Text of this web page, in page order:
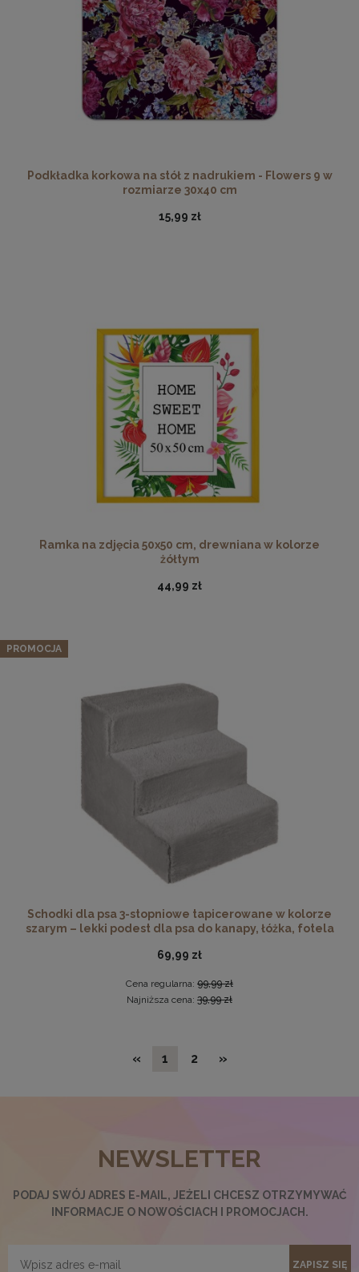
Ramka na zdjęcia 30 x 30 cm pomarańczowa, z naturalnego
drewna
32,99 zł
DO KOSZYKA
Nowoczesna otwierana pufa 45x160 w kolorze grafitowym
519,99 zł
DO KOSZYKA
Podkładka korkowa z nadrukiem, reprodukcja w
17,99 zł
Podkładka korkowa na stół z nadrukiem - Flowers 9 w
rozmiarze 30x40 cm
15,99 zł
Ramka na zdjęcia 50x50 cm, drewniana w kolorze
żółtym
44,99 zł
Schodki dla psa 3-stopniowe tapicerowane w kolorze
szarym – lekki podest dla psa do kanapy, łóżka, fotela
69,99 zł
Cena regularna: 99,99 zł
Najniższa cena: 39,99 zł
PROMOCJA
« 1 2 »
NEWSLETTER
PODAJ SWÓJ ADRES E-MAIL, JEŻELI CHCESZ OTRZYMYWAĆ
INFORMACJE O NOWOŚCIACH I PROMOCJACH.
ZAPISZ SIĘ